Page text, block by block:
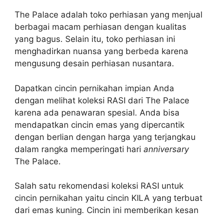
The Palace adalah toko perhiasan yang menjual
berbagai macam perhiasan dengan kualitas
yang bagus. Selain itu, toko perhiasan ini
menghadirkan nuansa yang berbeda karena
mengusung desain perhiasan nusantara.
Dapatkan cincin pernikahan impian Anda
dengan melihat koleksi RASI dari The Palace
karena ada penawaran spesial. Anda bisa
mendapatkan cincin emas yang dipercantik
dengan berlian dengan harga yang terjangkau
dalam rangka memperingati hari anniversary
The Palace.
Salah satu rekomendasi koleksi RASI untuk
cincin pernikahan yaitu cincin KILA yang terbuat
dari emas kuning. Cincin ini memberikan kesan